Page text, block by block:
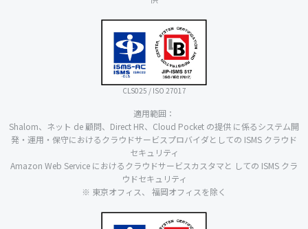
CLS025 / ISO 27017
適用範囲：
Shalom、ネット de 顧問、Direct HR、Cloud Pocket の提供 に係るシステム開
発・運用・保守におけるクラウドサービスプロバイダとしての ISMS クラウド
セキュリティ
Amazon Web Service におけるクラウドサービスカスタマと しての ISMS クラ
ウドセキュリティ
※ 東京オフィス、 福岡オフィスを除く